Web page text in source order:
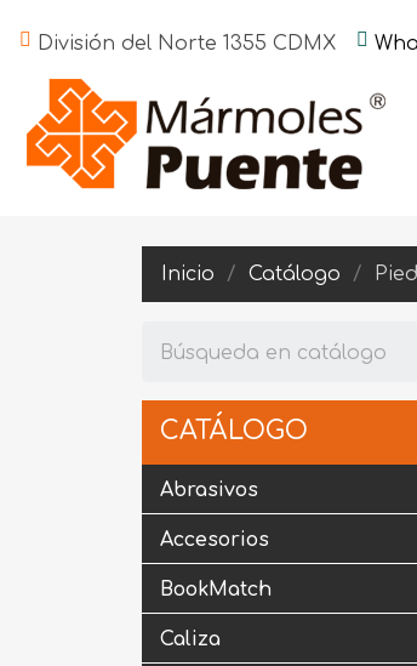
División del Norte 1355 CDMX
Inicio Catálogo
CATÁLOGO
Abrasivos
Accesorios
BookMatch
Caliza